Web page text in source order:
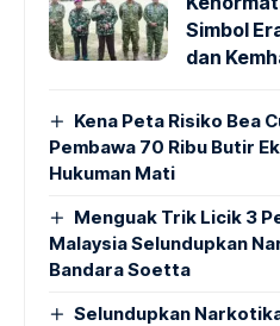
Simbol
dan
Kena Peta Risiko Bea
Pembawa 70 Ribu Butir
Hukuman Mati
Menguak Trik Licik 3
Malaysia Selundupkan
Bandara Soetta
Selundupkan